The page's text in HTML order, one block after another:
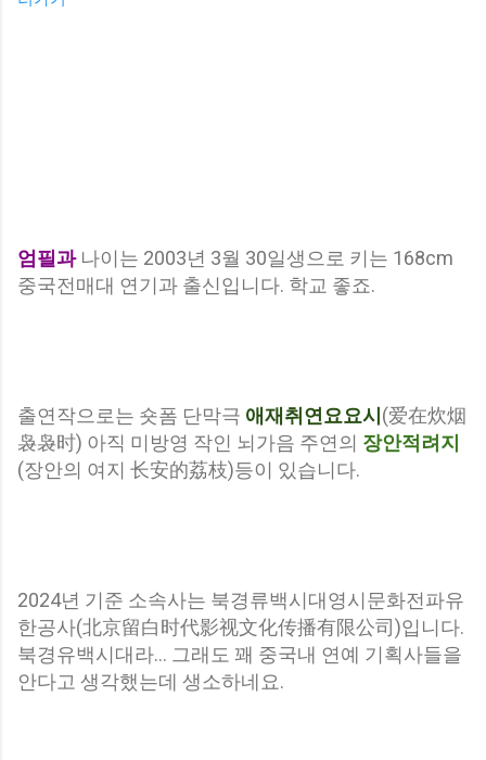
엄필과나이는 2003년 3월 30일생으로 키는 168cm
중국전매대 연기과 출신입니다. 학교 좋죠.
출연작으로는 숏폼 단막극 애재취연요요시 (爱在炊烟
袅袅时) 아직 미방영 작인 뇌가음 주연의 장안적려지
(장안의 여지 长安的荔枝)등이 있습니다.
2024년 기준 소속사는 북경류백시대영시문화전파유
한공사(北京留白时代影视文化传播有限公司)입니다.
북경유백시대라... 그래도 꽤 중국내 연예 기획사들을
안다고 생각했는데 생소하네요.